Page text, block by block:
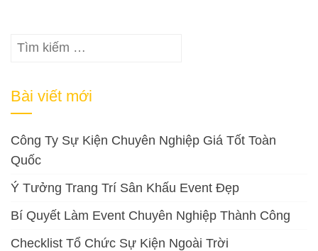
Tìm
Bài viết mới
Công Ty Sự Kiện Chuyên Nghiệp Giá Tốt Toàn
Quốc
Ý Tưởng Trang Trí Sân Khấu Event Đẹp
Bí Quyết Làm Event Chuyên Nghiệp Thành Công
Checklist Tổ Chức Sự Kiện Ngoài Trời